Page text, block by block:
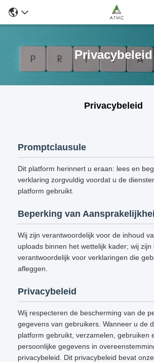
Privacybeleid
Privacybeleid
Promptclausule
Dit platform herinnert u eraan: lees en
verklaring zorgvuldig voordat u de
platform gebruikt.
Beperking van
Wij zijn verantwoordelijk voor de inhoud
uploads binnen het wettelijk kader; wij zijn
verantwoordelijk voor verklaringen die
afleggen.
Privacybeleid
Wij respecteren de bescherming van de
gegevens van gebruikers. Wanneer u de
platform gebruikt, verzamelen, gebruiken
persoonlijke gegevens in
privacybeleid. Dit privacybeleid bevat